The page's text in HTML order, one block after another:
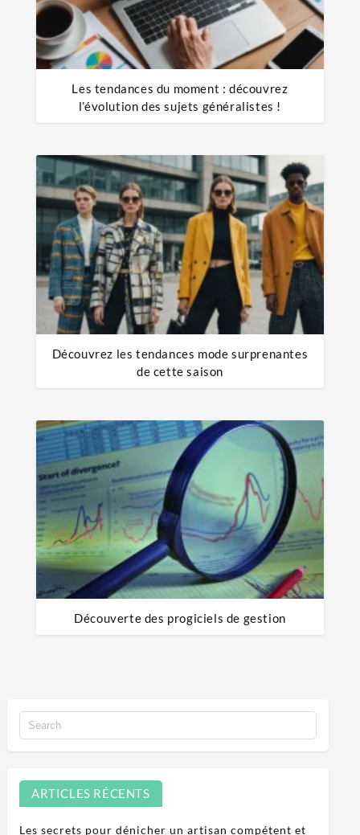
Les tendances du moment : découvrez
l’évolution des sujets généralistes !
Découvrez les tendances mode surprenantes
de cette saison
Découverte des progiciels de gestion
ARTICLES RÉCENTS
Les secrets pour dénicher un artisan compétent et